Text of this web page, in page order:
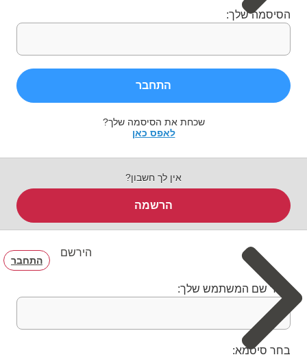
הסיסמה שלך:
התחבר
שכחת את הסיסמה שלך?
לאפס כאן
אין לך חשבון?
הרשמה
הירשם
התחבר
בחר שם המשתמש שלך:
בחר סיסמא: